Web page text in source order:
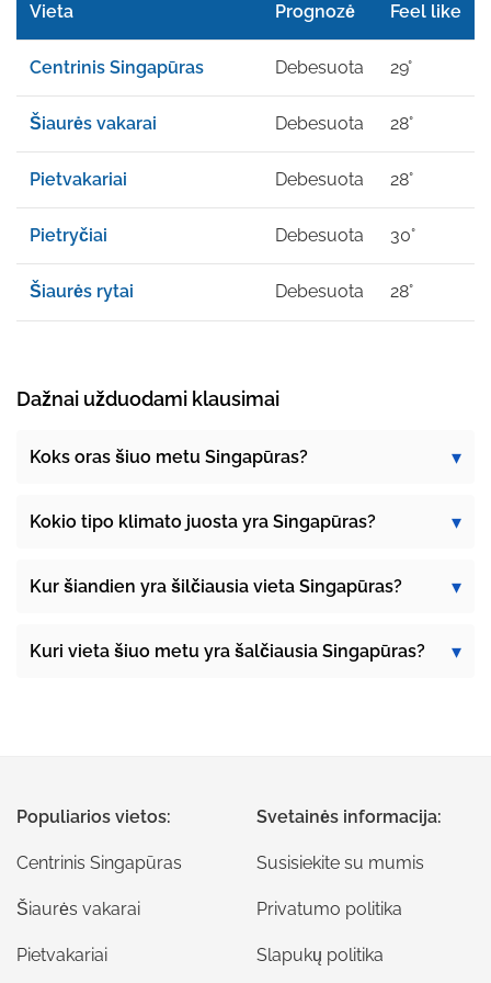
Vieta Prognozė Feel like
Centrinis Singapūras Debesuota 29°
Šiaurės vakarai Debesuota 28°
Pietvakariai Debesuota 28°
Pietryčiai Debesuota 30°
Šiaurės rytai Debesuota 28°
Dažnai užduodami klausimai
Koks oras šiuo metu Singapūras?
Kokio tipo klimato juosta yra Singapūras?
Kur šiandien yra šilčiausia vieta Singapūras?
Kuri vieta šiuo metu yra šalčiausia Singapūras?
Populiarios vietos:
Centrinis Singapūras
Šiaurės vakarai
Pietvakariai
Svetainės informacija:
Susisiekite su mumis
Privatumo politika
Slapukų politika